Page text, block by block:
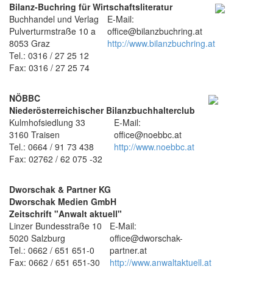
Bilanz-Buchring für Wirtschaftsliteratur
Buchhandel und Verlag
Pulverturmstraße 10 a
8053 Graz
Tel.: 0316 / 27 25 12
Fax: 0316 / 27 25 74
E-Mail:
office@bilanzbuchring.at
http://www.bilanzbuchring.at
NÖBBC
Niederösterreichischer Bilanzbuchhalterclub
Kulmhofsiedlung 33
3160 Traisen
Tel.: 0664 / 91 73 438
Fax: 02762 / 62 075 -32
E-Mail:
office@noebbc.at
http://www.noebbc.at
Dworschak & Partner KG
Dworschak Medien GmbH
Zeitschrift "Anwalt aktuell"
Linzer Bundesstraße 10
5020 Salzburg
Tel.: 0662 / 651 651-0
Fax: 0662 / 651 651-30
E-Mail:
office@dworschak-
partner.at
http://www.anwaltaktuell.at